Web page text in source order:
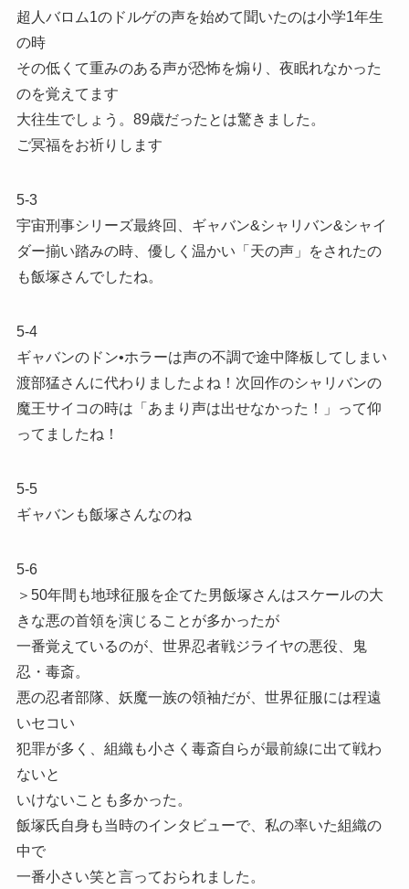
超人バロム1のドルゲの声を始めて聞いたのは小学1年生
の時
その低くて重みのある声が恐怖を煽り、夜眠れなかった
のを覚えてます
大往生でしょう。89歳だったとは驚きました。
ご冥福をお祈りします
5-3
宇宙刑事シリーズ最終回、ギャバン&シャリバン&シャイ
ダー揃い踏みの時、優しく温かい「天の声」をされたの
も飯塚さんでしたね。
5-4
ギャバンのドン•ホラーは声の不調で途中降板してしまい
渡部猛さんに代わりましたよね！次回作のシャリバンの
魔王サイコの時は「あまり声は出せなかった！」って仰
ってましたね！
5-5
ギャバンも飯塚さんなのね
5-6
＞50年間も地球征服を企てた男飯塚さんはスケールの大
きな悪の首領を演じることが多かったが
一番覚えているのが、世界忍者戦ジライヤの悪役、鬼
忍・毒斎。
悪の忍者部隊、妖魔一族の領袖だが、世界征服には程遠
いセコい
犯罪が多く、組織も小さく毒斎自らが最前線に出て戦わ
ないと
いけないことも多かった。
飯塚氏自身も当時のインタビューで、私の率いた組織の
中で
一番小さい笑と言っておられました。